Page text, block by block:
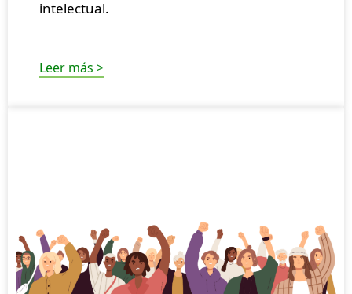
intelectual.
Leer más >